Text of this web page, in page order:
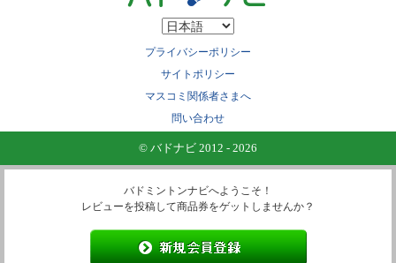
プライバシーポリシー
サイトポリシー
マスコミ関係者さまへ
問い合わせ
© バドナビ 2012 - 2026
バドミントンナビへようこそ！
レビューを投稿して商品券をゲットしませんか？